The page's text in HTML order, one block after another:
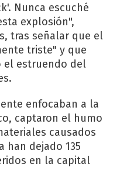
Nunca escuché
explosión",
tras señalar que el
triste" y que
el estruendo del
enfocaban a la
captaron el humo
causados
han dejado 135
en la capital